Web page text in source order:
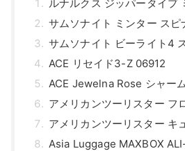
ルナルクス ジッパータイプ
サムソナイト ミンター スピ
サムソナイト ビーライト4
ACE リセイド3-Z 06912
ACE Jewelna Rose シャー
アメリカンツーリスター フ
アメリカンツーリスター キ
Asia Luggage MAXBOX